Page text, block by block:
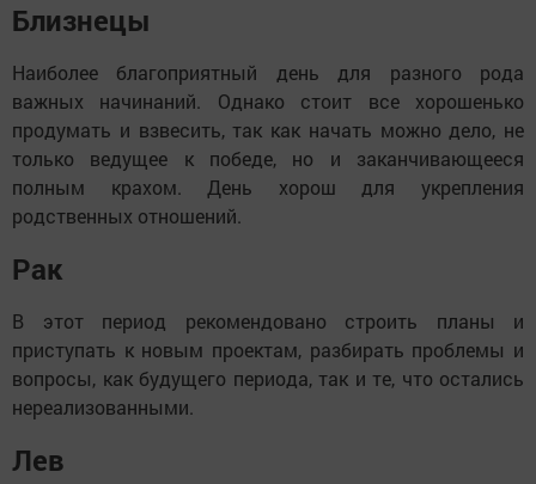
Близнецы
Наиболее благоприятный день для разного рода
важных начинаний. Однако стоит все хорошенько
продумать и взвесить, так как начать можно дело, не
только ведущее к победе, но и заканчивающееся
полным крахом. День хорош для укрепления
родственных отношений.
Рак
В этот период рекомендовано строить планы и
приступать к новым проектам, разбирать проблемы и
вопросы, как будущего периода, так и те, что остались
нереализованными.
Лев